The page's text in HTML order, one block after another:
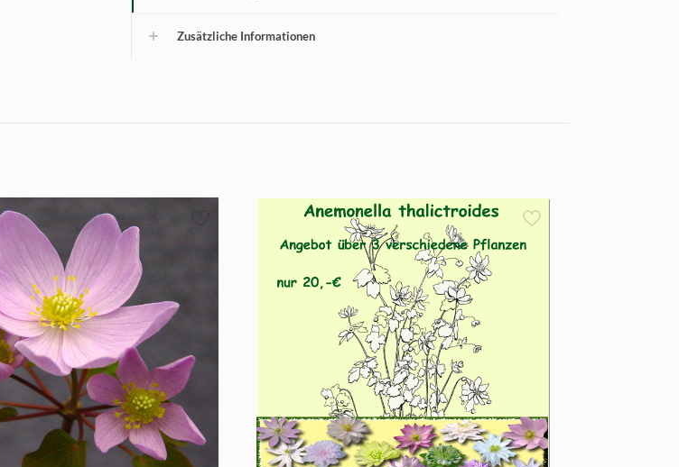
Zusätzliche Informationen